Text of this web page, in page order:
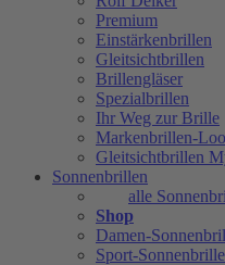
Premium
Einstärkenbrillen
Gleitsichtbrillen
Brillengläser
Spezialbrillen
Ihr Weg zur Brille
Markenbrillen-
Gleitsichtbrillen
Sonnenbrillen
alle
Shop
Damen-
Sport-